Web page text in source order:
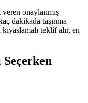
onaylanmış
dakikada taşınma
kıyaslamalı teklif alır, en